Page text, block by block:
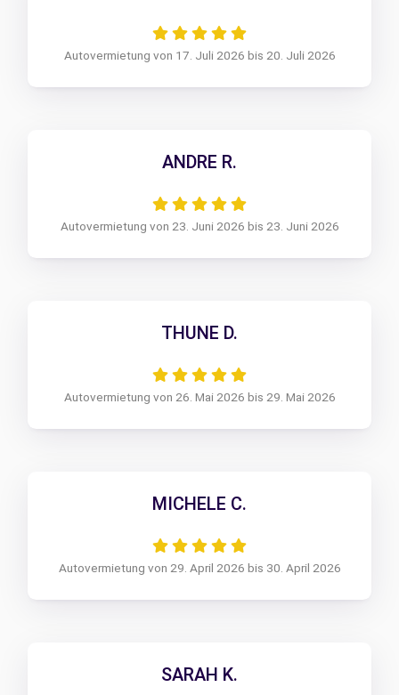
Autovermietung von 17. Juli 2026 bis 20. Juli 2026
ANDRE R.
Autovermietung von 23. Juni 2026 bis 23. Juni 2026
THUNE D.
Autovermietung von 26. Mai 2026 bis 29. Mai 2026
MICHELE C.
Autovermietung von 29. April 2026 bis 30. April 2026
SARAH K.